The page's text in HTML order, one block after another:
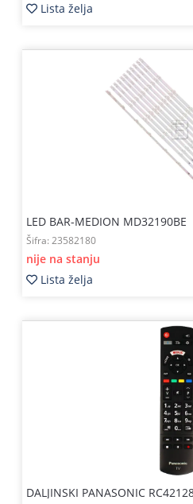
Lista želja
LED BAR-MEDION MD32190BE
Šifra: 23582180
nije na stanju
Lista želja
DALJINSKI PANASONIC